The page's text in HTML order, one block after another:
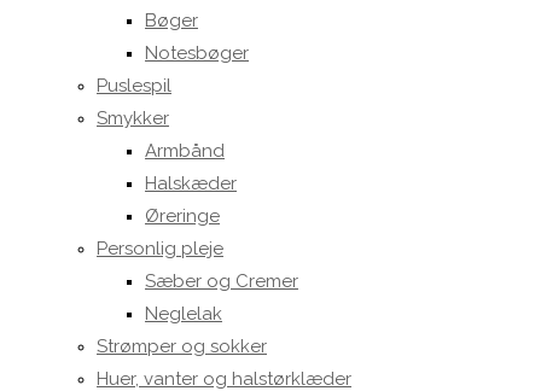
Bøger
Notesbøger
Puslespil
Smykker
Armbånd
Halskæder
Øreringe
Personlig pleje
Sæber og Cremer
Neglelak
Strømper og sokker
Huer, vanter og halstørklæder